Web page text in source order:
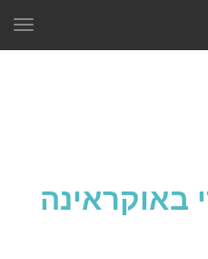
באוקראינה